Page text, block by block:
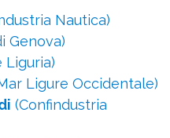
Nautica)
Genova)
Liguria)
Ligure Occidentale)
(Confindustria